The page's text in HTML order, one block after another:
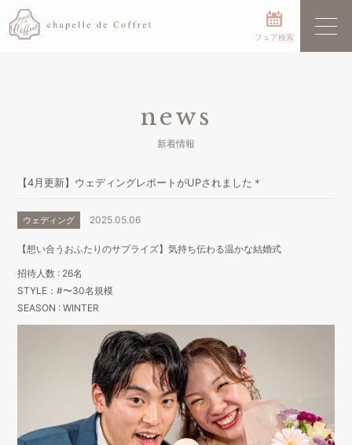
フェア検索
news
新着情報
【4月更新】ウェディングレポートがUPされました＊
ウェディング 2025.05.06
【想い合うおふたりのサプライズ】気持ち伝わる温かな結婚式
招待人数 : 26名
STYLE：#〜30名規模
SEASON : WINTER